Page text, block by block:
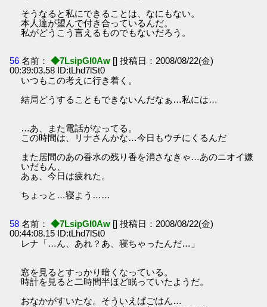
そうなると私にできることは、なにもない。
本人達が望んで付き合っているんだ。
私がどうこう言えるものでもないだろう。
56 名前： ◆7LsipGI0Aw [] 投稿日：2008/08/22(金)
00:39:03.58 ID:tLhd7lSt0
いつもこの考えに行き着く。
結局どうすることもできないんだなぁ…私には…
…あ、また電話がなってる。
この時間は、リナさんかな…今日もウチにくるんだ
また居間のあの香水の残り香を消さなきゃ…あのニオイ嫌
いだもん、
あぁ、今日は疲れた。
ちょっと…寝よう……
58 名前： ◆7LsipGI0Aw [] 投稿日：2008/08/22(金)
00:44:08.15 ID:tLhd7lSt0
レナ「…ん、あれ？あ、寝ちゃったんだ…」
窓を見るとすっかり暗くなっている。
時計を見ると二時間半ほど眠っていたようだ。
おなかがすいたな。そういえばごはん…